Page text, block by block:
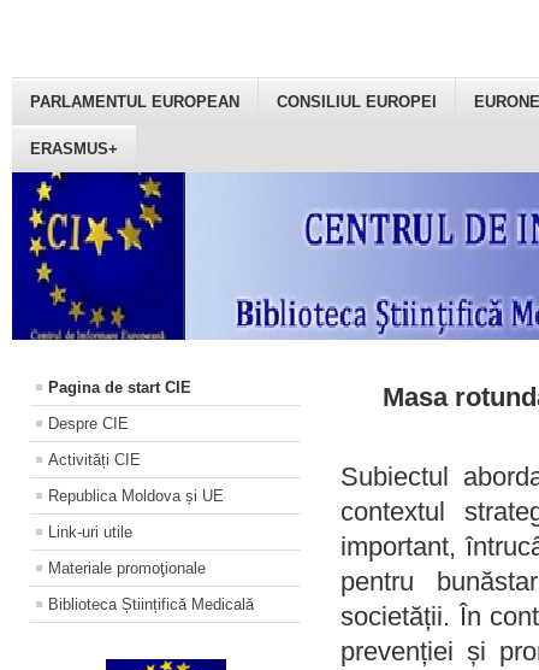
PARLAMENTUL EUROPEAN CONSILIUL EUROPEI
ERASMUS+
Pagina de start CIE
Despre CIE
Activități CIE
Republica Moldova și UE
Link-uri utile
Materiale promoţionale
Biblioteca Științifică Medicală
Masa
Subiectul
contextul
important,
pentru
societății. În
prevenției și